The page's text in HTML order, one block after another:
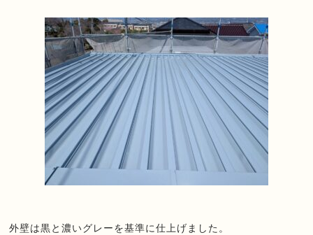
外壁は黒と濃いグレーを基準に仕上げました。